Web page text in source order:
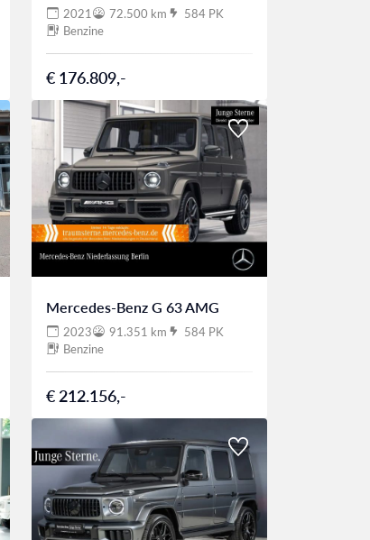
2021 72.500 km
584 PK
Benzine
€ 176.809,-
Mercedes-Benz G 63 AMG
2023 91.351 km
584 PK
Benzine
€ 212.156,-